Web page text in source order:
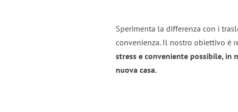
Sperimenta la differenza con i
convenienza. Il nostro obiettivo è
stress e conveniente possibile, in
nuova casa.